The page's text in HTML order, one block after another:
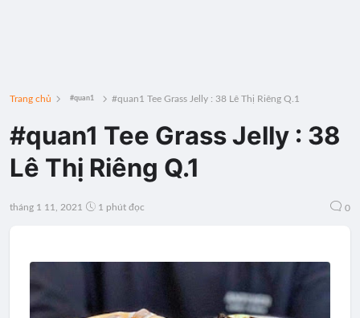
Trang chủ #quan1 #quan1 Tee Grass Jelly : 38 Lê Thị Riêng Q.1
#quan1 Tee Grass Jelly : 38
Lê Thị Riêng Q.1
tháng 1 11, 2021 1 phút đọc 0